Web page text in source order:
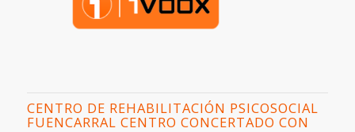
CENTRO DE REHABILITACIÓN PSICOSOCIAL
FUENCARRAL CENTRO CONCERTADO CON